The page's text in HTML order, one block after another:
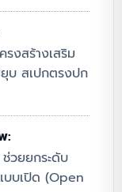
รงสร้างเสริม
บ สเปกตรงปก
:
วยยกระดับ
บบเปิด (Open